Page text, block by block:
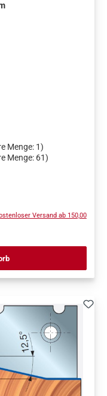
Menge: 1)
Menge: 61)
Versand ab 150,00